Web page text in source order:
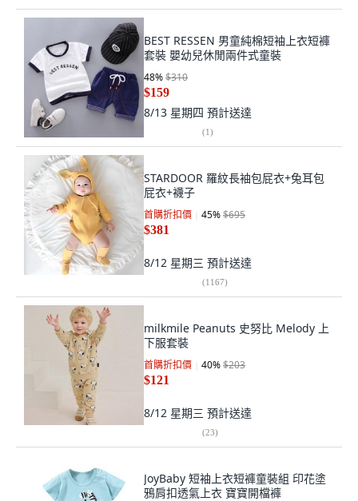
BEST RESSEN 男童純棉短袖上衣短褲
套裝 嬰幼兒休閒兩件式童裝
48%$310
$159
8/13 星期四 預計送達
(1)
STARDOOR 羅紋長袖包屁衣+兔耳包
屁衣+襪子
首購折扣價 45%$695
$381
8/12 星期三 預計送達
(1167)
milkmile Peanuts 史努比 Melody 上
下服套裝
首購折扣價 40%$203
$121
8/12 星期三 預計送達
(23)
JoyBaby 短袖上衣短褲童裝組 印花塗
鴉肩扣透氣上衣 寶寶開檔褲